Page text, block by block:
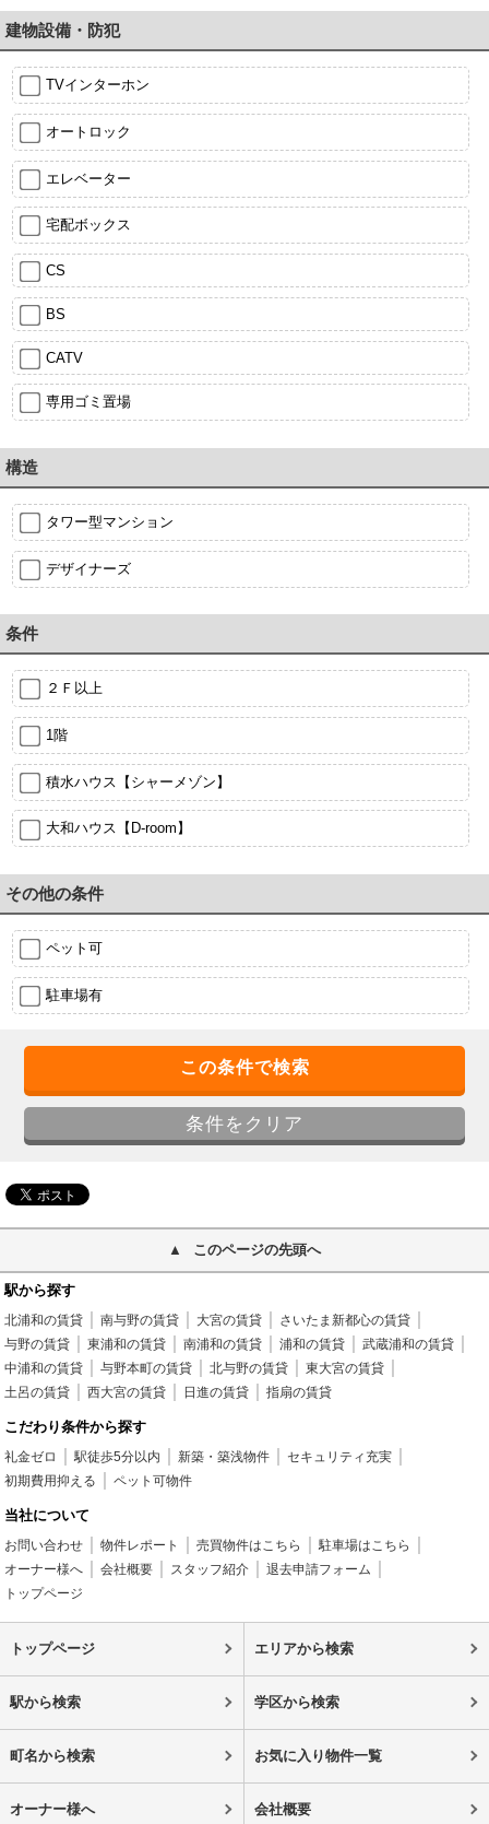
建物設備・防犯
TVインターホン
オートロック
エレベーター
宅配ボックス
CS
BS
CATV
専用ゴミ置場
構造
タワー型マンション
デザイナーズ
条件
２Ｆ以上
1階
積水ハウス【シャーメゾン】
大和ハウス【D-room】
その他の条件
ペット可
駐車場有
このページの先頭へ
駅から探す
北浦和の賃貸 南与野の賃貸 大宮の賃貸
さいたま新都心の賃貸
与野の賃貸
東浦和の賃貸 南浦和の賃貸 浦和の賃貸
武蔵浦和の賃貸
中浦和の賃貸
与野本町の賃貸 北与野の賃貸
東大宮の賃貸
土呂の賃貸
西大宮の賃貸 日進の賃貸 指扇の賃貸
こだわり条件から探す
礼金ゼロ 駅徒歩5分以内 新築・築浅物件
セキュリティ充実
初期費用抑える
ペット可物件
当社について
お問い合わせ 物件レポート 売買物件はこちら
駐車場はこちら
オーナー様へ
会社概要 スタッフ紹介
退去申請フォーム
トップページ
トップページ エリアから検索
駅から検索 学区から検索
町名から検索 お気に入り物件一覧
オーナー様へ 会社概要